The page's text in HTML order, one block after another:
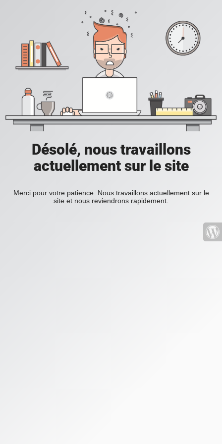
Désolé, nous travaillons
actuellement sur le site
Merci pour votre patience. Nous travaillons actuellement sur le
site et nous reviendrons rapidement.